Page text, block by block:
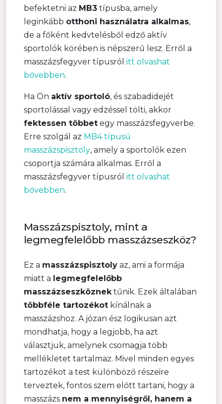
befektetni az MB3 típusba, amely
leginkább otthoni használatra alkalmas,
de a főként kedvtelésből edző aktív
sportolók körében is népszerű lesz. Erről a
masszázsfegyver típusról itt olvashat
bővebben.
Ha Ön aktív sportoló, és szabadidejét
sportolással vagy edzéssel tölti, akkor
fektessen többet egy masszázsfegyverbe.
Erre szolgál az MB4 típusú
masszázspisztoly, amely a sportolók ezen
csoportja számára alkalmas. Erről a
masszázsfegyver típusról itt olvashat
bővebben.
Masszázspisztoly, mint a
legmegfelelőbb masszázseszköz?
Ez a masszázspisztoly az, ami a formája
miatt a legmegfelelőbb
masszázseszköznek tűnik. Ezek általában
többféle tartozékot kínálnak a
masszázshoz. A józan ész logikusan azt
mondhatja, hogy a legjobb, ha azt
választjuk, amelynek csomagja több
mellékletet tartalmaz. Mivel minden egyes
tartozékot a test különböző részeire
terveztek, fontos szem előtt tartani, hogy a
masszázs nem a mennyiségről, hanem a